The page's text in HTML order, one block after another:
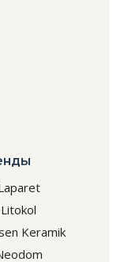
Litokol
Keramik